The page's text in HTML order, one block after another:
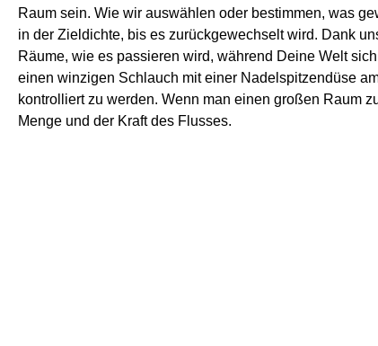
Raum sein. Wie wir auswählen oder bestimmen, was
in der Zieldichte, bis es zurückgewechselt wird. Dank
Räume, wie es passieren wird, während Deine Welt
einen winzigen Schlauch mit einer Nadelspitzendüse
kontrolliert zu werden. Wenn man einen großen Raum
Menge und der Kraft des Flusses.